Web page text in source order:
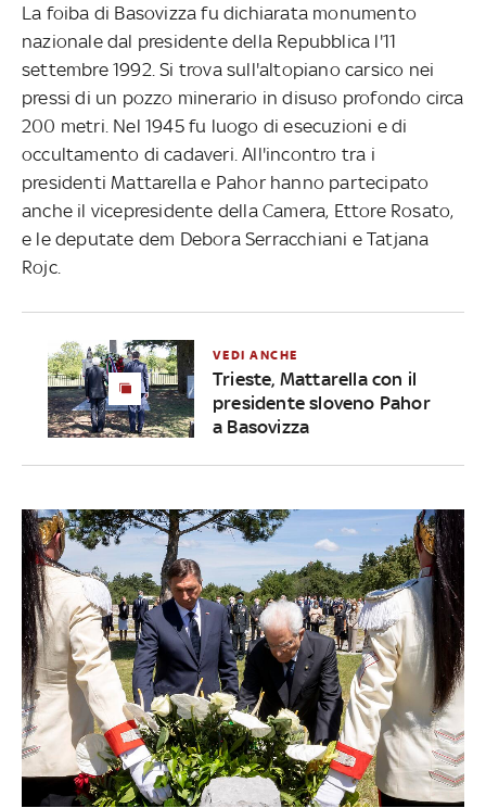
La foiba di Basovizza fu dichiarata monumento
nazionale dal presidente della Repubblica l'11
settembre 1992. Si trova sull'altopiano carsico nei
pressi di un pozzo minerario in disuso profondo circa
200 metri. Nel 1945 fu luogo di esecuzioni e di
occultamento di cadaveri. All'incontro tra i
presidenti Mattarella e Pahor hanno partecipato
anche il vicepresidente della Camera, Ettore Rosato,
e le deputate dem Debora Serracchiani e Tatjana
Rojc.
VEDI ANCHE
Trieste, Mattarella con il
presidente sloveno Pahor
a Basovizza